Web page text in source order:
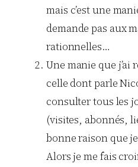
mais c’est une
demande pas aux
rationnelles…
Une manie que j’ai
celle dont parle
consulter tous les
(visites, abonnés,
bonne raison que je
Alors je me fais